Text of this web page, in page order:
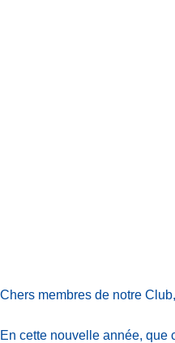
Chers membres de notre Club,
En cette nouvelle année, que